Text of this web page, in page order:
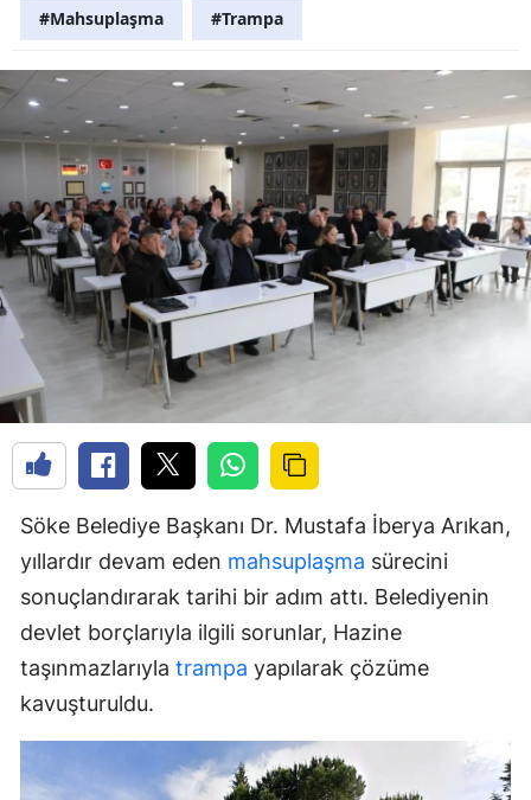
#Mahsuplaşma #Trampa
Söke Belediye Başkanı Dr. Mustafa İberya Arıkan,
yıllardır devam eden mahsuplaşma sürecini
sonuçlandırarak tarihi bir adım attı. Belediyenin
devlet borçlarıyla ilgili sorunlar, Hazine
taşınmazlarıyla trampa yapılarak çözüme
kavuşturuldu.